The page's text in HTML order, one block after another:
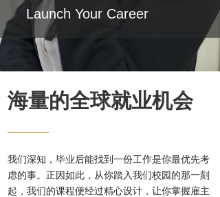
Launch Your Career
海量的全球就业机会
——
我们深知，毕业后能找到一份工作是你最优先考
虑的事。正因如此，从你踏入我们校园的那一刻
起，我们的课程便经过精心设计，让你掌握雇主